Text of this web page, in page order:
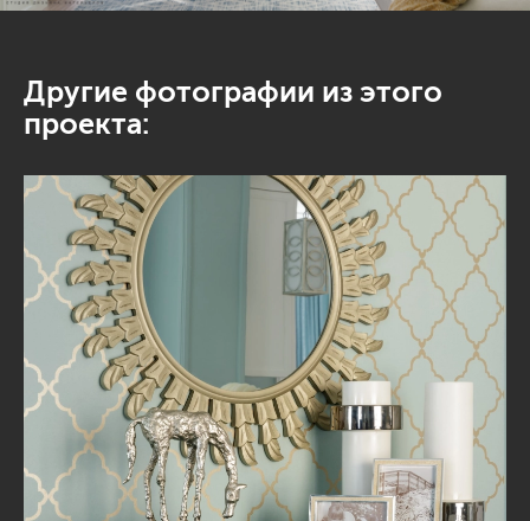
Другие фотографии из этого
проекта: